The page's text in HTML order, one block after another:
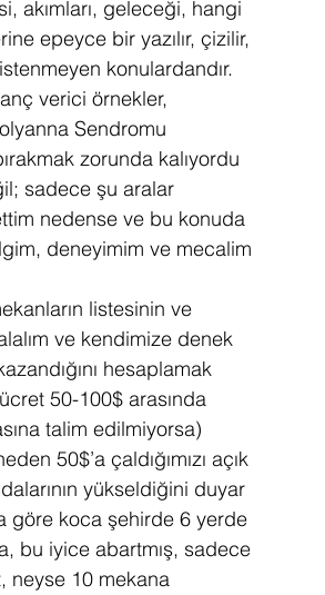
akımları, geleceği, hangi
epeyce bir yazılır, çizilir,
konulardandır.
verici örnekler,
Sendromu
zorunda kalıyordu
sadece şu aralar
nedense ve bu konuda
deneyimim ve mecalim
listesinin ve
ve kendimize denek
hesaplamak
50-100$ arasında
talim edilmiyorsa)
50$’a çaldığımızı açık
yükseldiğini duyar
göre koca şehirde 6 yerde
bu iyice abartmış, sadece
neyse 10 mekana